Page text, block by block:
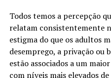
Todos temos a percepção
relatam consistentemente
estigma do que os adultos
desemprego, a privação ou
estão associados a um
com níveis mais elevados